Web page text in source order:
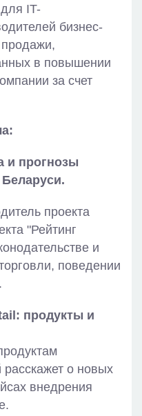
IT-
бизнес-
продажи,
в повышении
за счет
и прогнозы
проекта
"Рейтинг
и
поведении
продукты и
о новых
внедрения